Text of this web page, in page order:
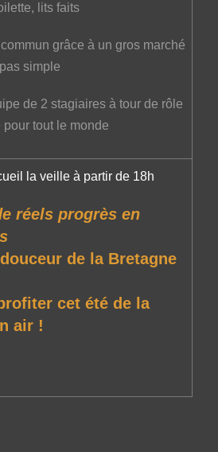
lits faits
grâce à un gros marché
simple
de 2 stagiaires à tour de rôle
pour tout le monde
la veille à partir de 18h
progrès en
de la Bretagne
cet été de la
air !